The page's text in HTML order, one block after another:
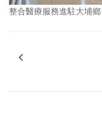
整合醫療服務進駐大埔